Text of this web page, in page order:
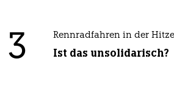
3 Rennradfahren in der Hitze
Ist das unsolidarisch?